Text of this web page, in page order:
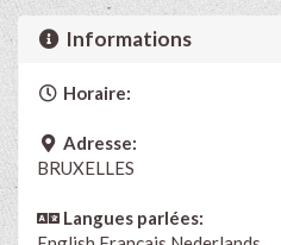
Informations
Horaire:
Adresse:
BRUXELLES
Langues parlées: